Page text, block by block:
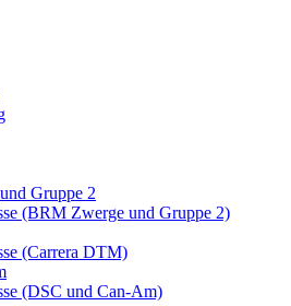
Gruppe 2
(BRM Zwerge und Gruppe 2)
(Carrera DTM)
(DSC und Can-Am)